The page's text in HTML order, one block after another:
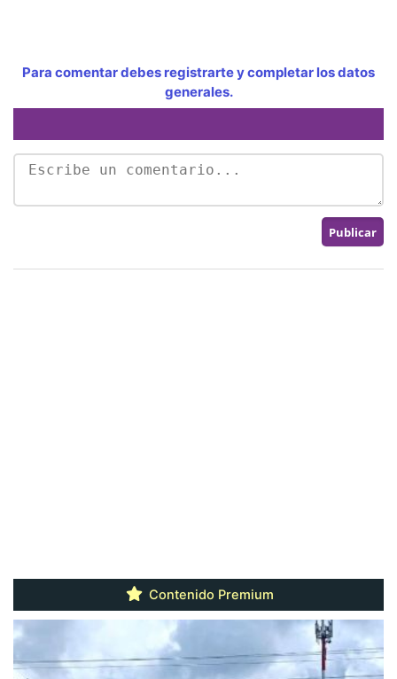
Para comentar debes registrarte y completar los datos
generales.
Contenido Premium